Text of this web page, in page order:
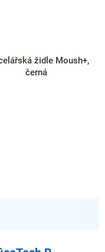
židle Moush+,
černá